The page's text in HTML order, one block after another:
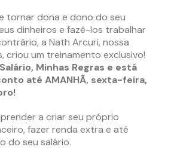
tornar dona e dono do seu
dinheiros e fazê-los trabalhar
a Nath Arcuri, nossa
criou um treinamento exclusivo!
Minhas Regras e está
até AMANHÃ, sexta-feira,
a criar seu próprio
fazer renda extra e até
do seu salário.